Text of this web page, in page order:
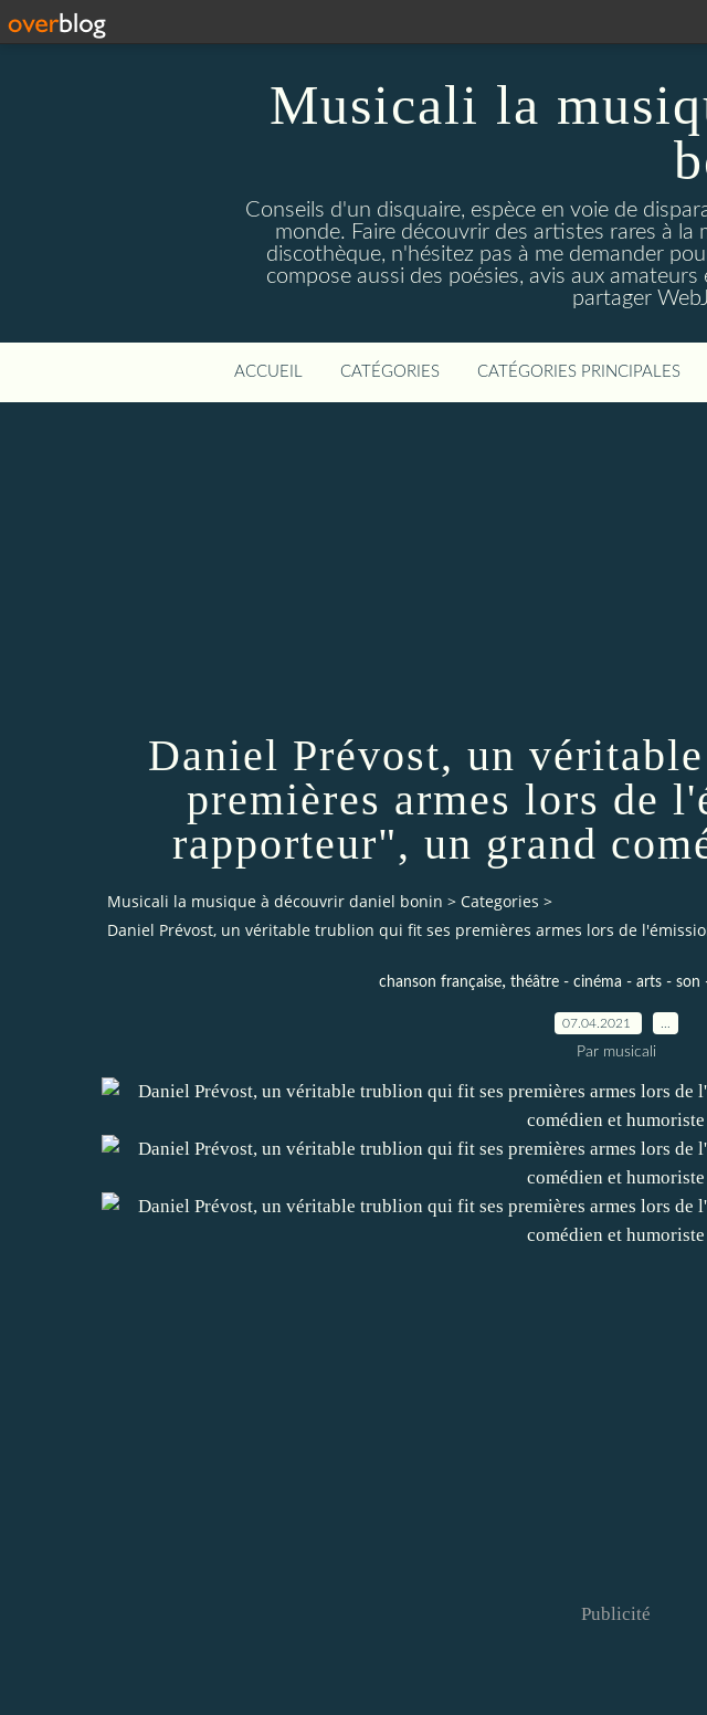
Musicali la
Conseils d'un disquaire, espèce en voie de
monde. Faire découvrir des artistes rares à
discothèque, n'hésitez pas à me demander
compose aussi des poésies, avis aux
partager
ACCUEIL CATÉGORIES CATÉGORIES PRINCIPALES
Daniel Prévost, un
premières armes lors de
rapporteur", un grand
Musicali la musique à découvrir daniel bonin > Categories >
Daniel Prévost, un véritable trublion qui fit ses premières armes lors de
chanson française, théâtre - cinéma - arts - son
07.04.2021
Par musicali
Publicité